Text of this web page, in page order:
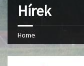
Hírek
Home